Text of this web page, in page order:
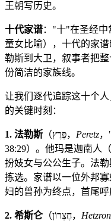
王朝写历史。
十代家谱："十"在圣经
童女比喻），十代的家
勒斯到大卫，叙事者把
份简洁的家族线。
让我们逐代追踪这十个
的关键时刻：
1. 法勒斯 （פֶּרֶץ， Peretz
38:29）。他玛是迦南人
扮妓女与公公生子。法
拣选。家谱以一位外邦
妇的曾孙为终点，首尾呼
2. 希斯仑 （חֶצְרוֹן， Hetzron